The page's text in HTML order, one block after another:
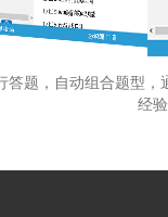
答题，自动组合题型
经